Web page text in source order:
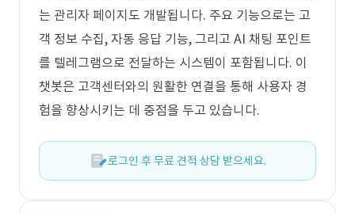
는 관리자 페이지도 개발됩니다. 주요 기능으로는 고
객 정보 수집, 자동 응답 기능, 그리고 AI 채팅 포인트
를 텔레그램으로 전달하는 시스템이 포함됩니다. 이
챗봇은 고객센터와의 원활한 연결을 통해 사용자 경
험을 향상시키는 데 중점을 두고 있습니다.
로그인 후 무료 견적 상담 받으세요.